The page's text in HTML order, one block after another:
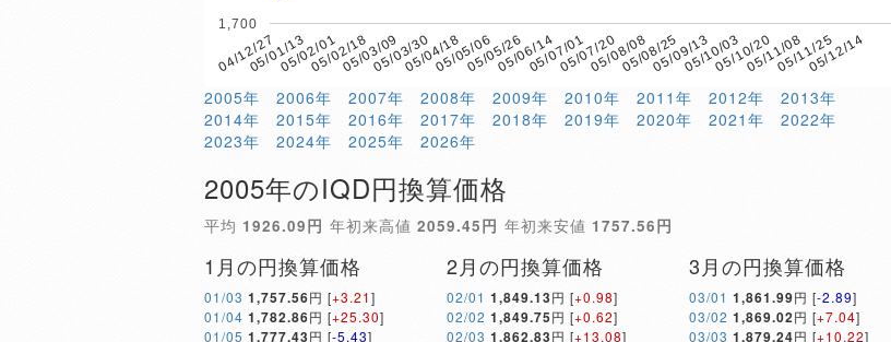
04/12/2705/01/1305/02/0105/02/1805/03/0905/03/3005/04/1805/05/0605/05/2605/06/1405/07/0105/07/2005/08/0805/08/2505/09/1305/10/0305/10/2005/11/0805/11/2505/12/14
1,700
2005年 2006年 2007年 2008年 2009年 2010年 2011年 2012年
2013年
2014年
2015年 2016年 2017年 2018年 2019年 2020年 2021年
2022年
2023年
2024年 2025年 2026年
2005年のIQD円換算価格
平均 1926.09円 年初来高値 2059.45円 年初来安値 1757.56円
1月の円換算価格
01/03 1,757.56円 [+3.21]
01/04 1,782.86円 [+25.30]
01/05 1,777.43円 [-5.43]
2月の円換算価格
02/01 1,849.13円 [+0.98]
02/02 1,849.75円 [+0.62]
02/03 1,862.83円 [+13.08]
3月の円換算価格
03/01 1,861.99円 [-2.89]
03/02 1,869.02円 [+7.04]
03/03 1,879.24円 [+10.22]